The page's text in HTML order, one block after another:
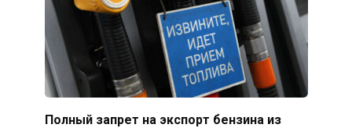
Полный запрет на экспорт бензина из